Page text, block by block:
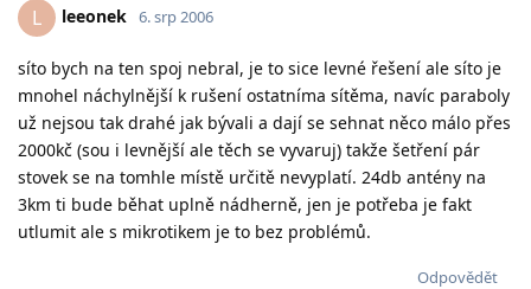
L leeonek 6. srp 2006
síto bych na ten spoj nebral, je to sice levné řešení ale síto je
mnohel náchylnější k rušení ostatníma sítěma, navíc paraboly
už nejsou tak drahé jak bývali a dají se sehnat něco málo přes
2000kč (sou i levnější ale těch se vyvaruj) takže šetření pár
stovek se na tomhle místě určitě nevyplatí. 24db antény na
3km ti bude běhat uplně nádherně, jen je potřeba je fakt
utlumit ale s mikrotikem je to bez problémů.
Odpovědět